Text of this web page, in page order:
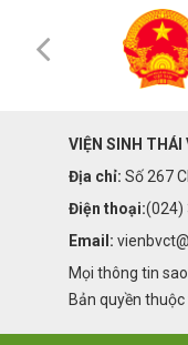
VIỆN SINH THÁI
Địa chỉ: Số 267
Điện thoại:(024)
Email:
Mọi thông tin
Bản quyền